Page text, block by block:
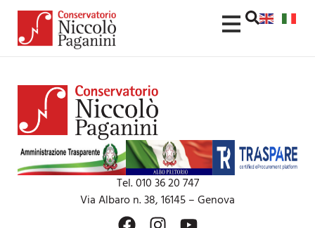
contenuto
Tel. 010 36 20 747
Via Albaro n. 38, 16145 – Genova